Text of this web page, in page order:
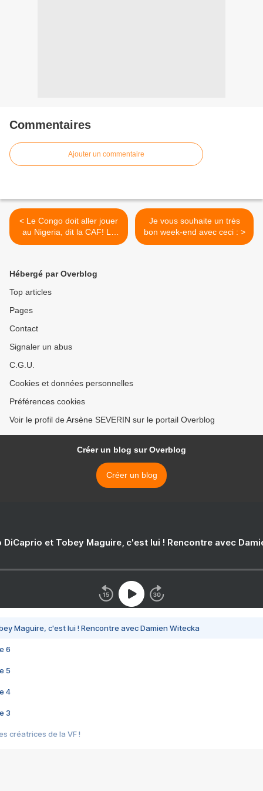
Commentaires
Ajouter un commentaire
< Le Congo doit aller jouer
au Nigeria, dit la CAF! La
confédération africaine
Je vous souhaite un très
bon week-end avec ceci : >
Hébergé par Overblog
Top articles
Pages
Contact
Signaler un abus
C.G.U.
Cookies et données personnelles
Préférences cookies
Voir le profil de Arsène SEVERIN sur le portail Overblog
Créer un blog sur Overblog
Créer un blog
DiCaprio et Tobey Maguire, c'est lui ! Rencontre avec
Maguire, c'est lui ! Rencontre avec Damien Witecka
6
5
4
3
créatrices de la VF !